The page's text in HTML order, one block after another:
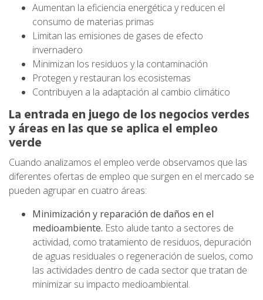
Aumentan la eficiencia energética y reducen el
consumo de materias primas
Limitan las emisiones de gases de efecto
invernadero
Minimizan los residuos y la contaminación
Protegen y restauran los ecosistemas
Contribuyen a la adaptación al cambio climático
La entrada en juego de los negocios verdes
y áreas en las que se aplica el empleo
verde
Cuando analizamos el empleo verde observamos que las
diferentes ofertas de empleo que surgen en el mercado se
pueden agrupar en cuatro áreas:
Minimización y reparación de daños en el
medioambiente. Esto alude tanto a sectores de
actividad, como tratamiento de residuos, depuración
de aguas residuales o regeneración de suelos, como
las actividades dentro de cada sector que tratan de
minimizar su impacto medioambiental.